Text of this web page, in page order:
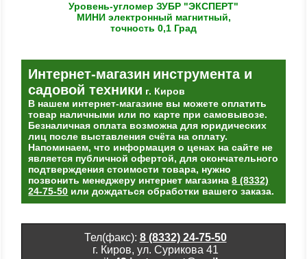
Уровень-угломер ЗУБР "ЭКСПЕРТ"
МИНИ электронный магнитный,
точность 0,1 Град
Интернет-магазин инструмента и
садовой техники г. Киров
В нашем интернет-магазине вы можете оплатить
товар наличными или по карте при самовывозе.
Безналичная оплата возможна для юридических
лиц после выставления счёта на оплату.
Напоминаем, что информация о ценах на сайте не
является публичной офертой, для окончательного
подтверждения стоимости товара, нужно
позвонить менеджеру интернет магазина8 (8332)
24-75-50 или дождаться обработки вашего заказа.
Тел(факс): 8 (8332) 24-75-50
г. Киров, ул. Сурикова 41